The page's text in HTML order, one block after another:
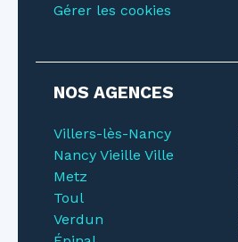
Gérer les cookies
NOS AGENCES
Villers-lès-Nancy
Nancy Vieille Ville
Metz
Toul
Verdun